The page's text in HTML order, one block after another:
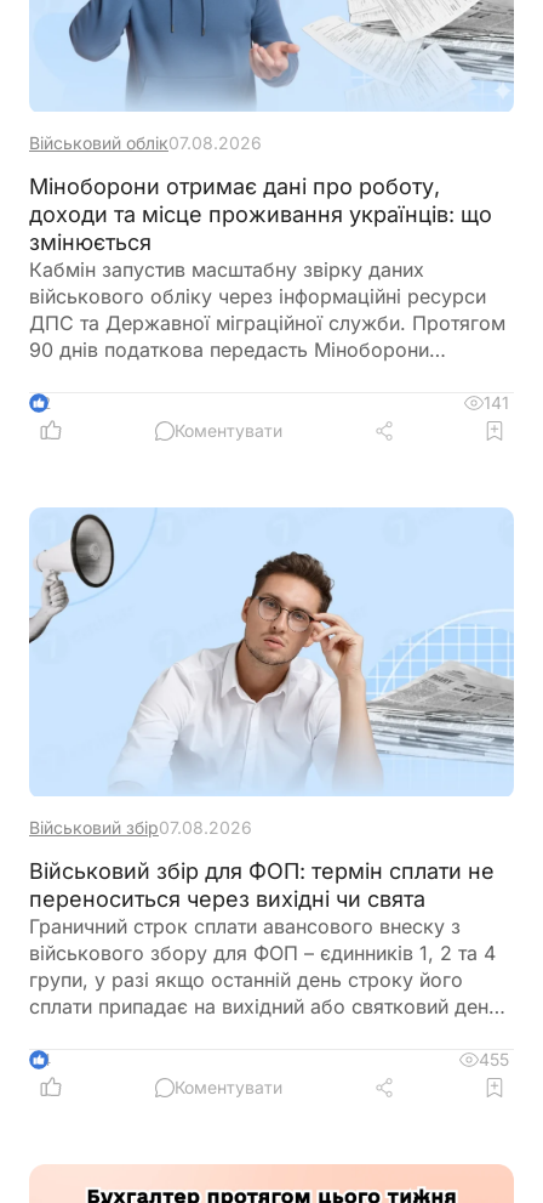
Військовий облік07.08.2026
Міноборони отримає дані про роботу,
доходи та місце проживання українців: що
змінюється
Кабмін запустив масштабну звірку даних
військового обліку через інформаційні ресурси
ДПС та Державної міграційної служби. Протягом
90 днів податкова передасть Міноборони
років, включаючи відомості про місце роботи,
доходи та персональні дані. Паралельно ДМС
відцифрований образ обличчя. Якщо людини ще
немає у військовому реєстрі, система
автоматично сформує для неї цифровий профіль
на підставі отриманої інформації
2
141
Коментувати
Військовий збір07.08.2026
Військовий збір для ФОП: термін сплати не
переноситься через вихідні чи свята
Граничний строк сплати авансового внеску з
військового збору для ФОП – єдинників 1, 2 та 4
групи, у разі якщо останній день строку його
сплати припадає на вихідний або святковий день,
за вихідним або святковим днем
4
455
Коментувати